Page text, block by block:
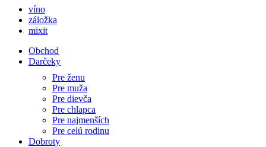
víno
záložka
mixit
Obchod
Darčeky
Pre ženu
Pre muža
Pre dievča
Pre chlapca
Pre najmenších
Pre celú rodinu
Dobroty